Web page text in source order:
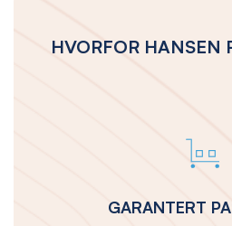
HVORFOR HANSEN
GARANTERT